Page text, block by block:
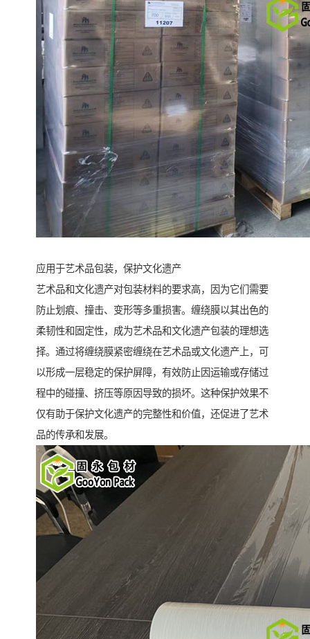
应用于艺术品包装，保护文化遗产
艺术品和文化遗产对包装材料的要求高，因为它们需要
防止划痕、撞击、变形等多重损害。缠绕膜以其出色的
柔韧性和固定性，成为艺术品和文化遗产包装的理想选
择。通过将缠绕膜紧密缠绕在艺术品或文化遗产上，可
以形成一层稳定的保护屏障，有效防止因运输或存储过
程中的碰撞、挤压等原因导致的损坏。这种保护效果不
仅有助于保护文化遗产的完整性和价值，还促进了艺术
品的传承和发展。